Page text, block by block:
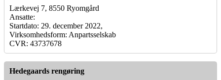
Lærkevej 7, 8550 Ryomgård
Ansatte:
Startdato: 29. december 2022,
Virksomhedsform: Anpartsselskab
CVR: 43737678
Hedegaards rengøring